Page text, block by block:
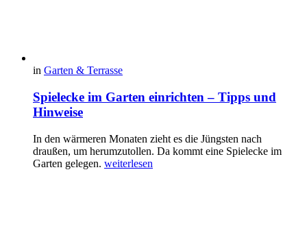
in Garten & Terrasse
Spielecke im Garten einrichten – Tipps und
Hinweise
In den wärmeren Monaten zieht es die Jüngsten nach
draußen, um herumzutollen. Da kommt eine Spielecke im
Garten gelegen. weiterlesen